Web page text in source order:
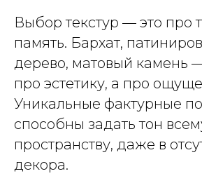
Выбор текстур — это про
память. Бархат,
дерево, матовый камень
про эстетику, а про
Уникальные фактурные
способны задать тон
пространству, даже в
декора.